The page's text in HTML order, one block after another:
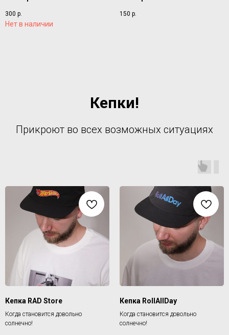
300 р.
Нет в наличии
150 р.
Кепки!
Прикроют во всех возможных ситуациях
Кепка RAD Store
Когда становится довольно
солнечно!
Кепка RollAllDay
Когда становится довольно
солнечно!